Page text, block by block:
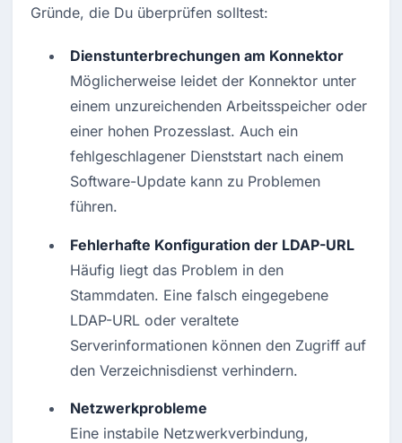
Gründe, die Du überprüfen solltest:
Dienstunterbrechungen am Konnektor
Möglicherweise leidet der Konnektor unter
einem unzureichenden Arbeitsspeicher oder
einer hohen Prozesslast. Auch ein
fehlgeschlagener Dienststart nach einem
Software-Update kann zu Problemen
führen.
Fehlerhafte Konfiguration der LDAP-URL
Häufig liegt das Problem in den
Stammdaten. Eine falsch eingegebene
LDAP-URL oder veraltete
Serverinformationen können den Zugriff auf
den Verzeichnisdienst verhindern.
Netzwerkprobleme
Eine instabile Netzwerkverbindung,